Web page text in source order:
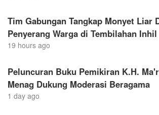
Tim Gabungan Tangkap Monyet Liar
Penyerang Warga di Tembilahan Inhil
19 hours ago
Peluncuran Buku Pemikiran K.H.
Menag Dukung Moderasi Beragama
1 day ago